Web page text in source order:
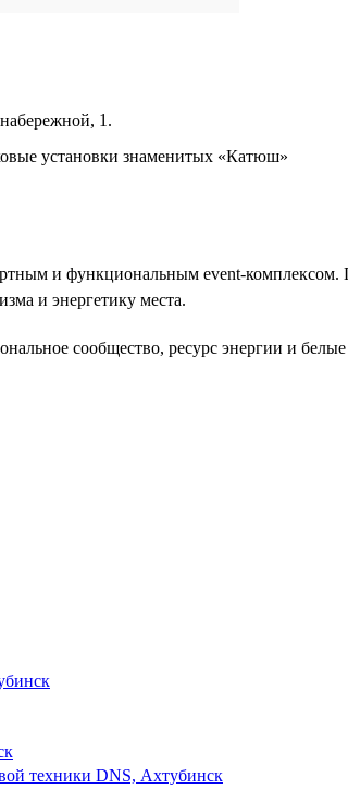
1.
установки знаменитых «Катюш»
и функциональным event-комплексом.
и энергетику места.
сообщество, ресурс энергии и
техники DNS, Ахтубинск